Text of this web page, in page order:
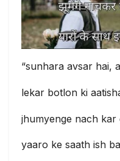
“sunhara avsar hai,
lekar botlon ki
jhumyenge nach kar
yaaro ke saath ish